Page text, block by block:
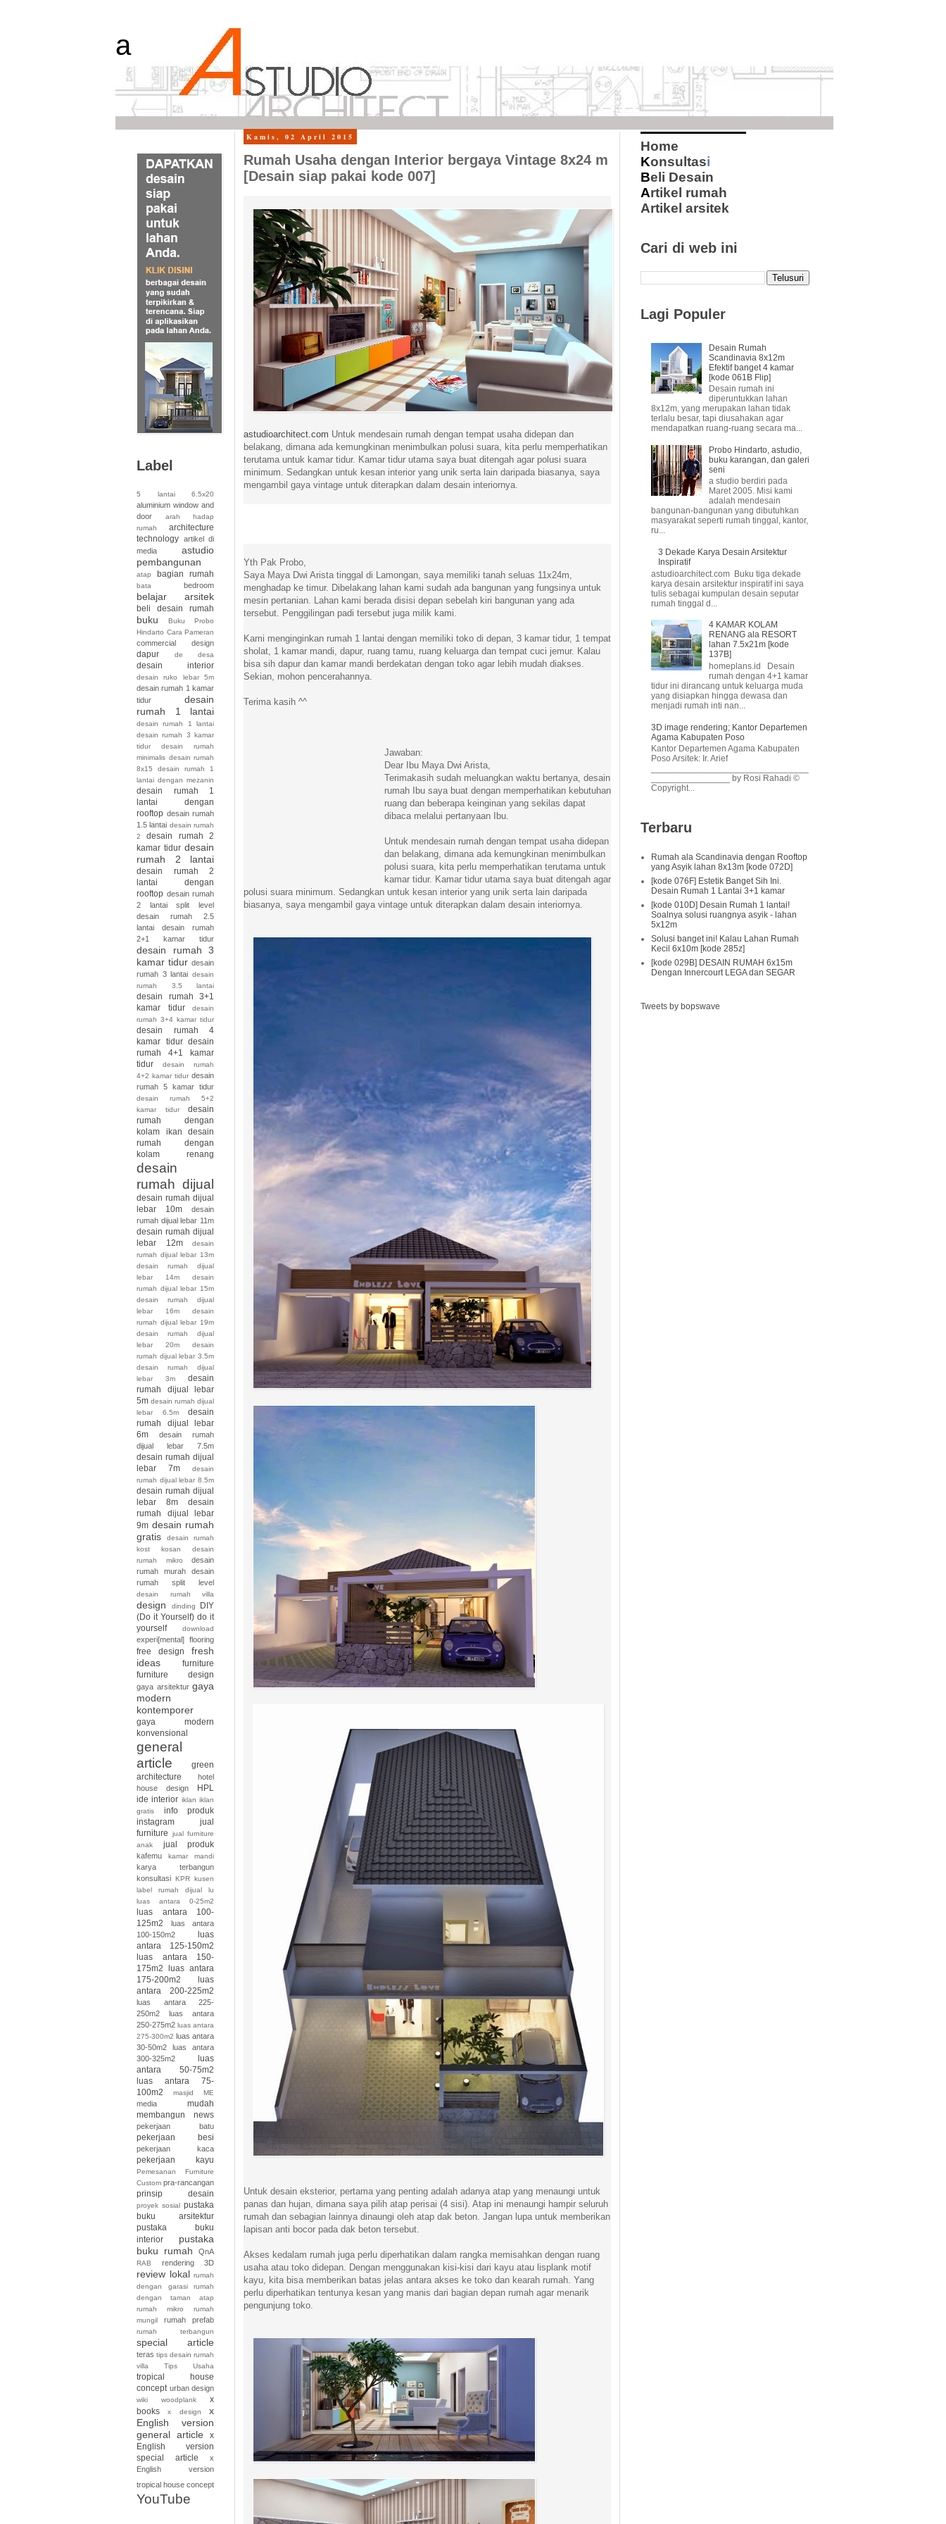
a
Kamis, 02 April 2015
Rumah Usaha dengan Interior bergaya Vintage 8x24 m
[Desain siap pakai kode 007]
astudioarchitect.com Untuk mendesain rumah dengan tempat usaha didepan dan
belakang, dimana ada kemungkinan menimbulkan polusi suara, kita perlu memperhatikan
terutama untuk kamar tidur. Kamar tidur utama saya buat ditengah agar polusi suara
minimum. Sedangkan untuk kesan interior yang unik serta lain daripada biasanya, saya
mengambil gaya vintage untuk diterapkan dalam desain interiornya.
Yth Pak Probo,
Saya Maya Dwi Arista tinggal di Lamongan, saya memiliki tanah seluas 11x24m,
menghadap ke timur. Dibelakang lahan kami sudah ada bangunan yang fungsinya untuk
mesin pertanian. Lahan kami berada disisi depan sebelah kiri bangunan yang ada
tersebut. Penggilingan padi tersebut juga milik kami.
Kami menginginkan rumah 1 lantai dengan memiliki toko di depan, 3 kamar tidur, 1 tempat
sholat, 1 kamar mandi, dapur, ruang tamu, ruang keluarga dan tempat cuci jemur. Kalau
bisa sih dapur dan kamar mandi berdekatan dengan toko agar lebih mudah diakses.
Sekian, mohon pencerahannya.
Terima kasih ^^
Jawaban:
Dear Ibu Maya Dwi Arista,
Terimakasih sudah meluangkan waktu bertanya, desain
rumah Ibu saya buat dengan memperhatikan kebutuhan
ruang dan beberapa keinginan yang sekilas dapat
dibaca melalui pertanyaan Ibu.
Untuk mendesain rumah dengan tempat usaha didepan
dan belakang, dimana ada kemungkinan menimbulkan
polusi suara, kita perlu memperhatikan terutama untuk
kamar tidur. Kamar tidur utama saya buat ditengah agar
polusi suara minimum. Sedangkan untuk kesan interior yang unik serta lain daripada
biasanya, saya mengambil gaya vintage untuk diterapkan dalam desain interiornya.
Untuk desain eksterior, pertama yang penting adalah adanya atap yang menaungi untuk
panas dan hujan, dimana saya pilih atap perisai (4 sisi). Atap ini menaungi hampir seluruh
rumah dan sebagian lainnya dinaungi oleh atap dak beton. Jangan lupa untuk memberikan
lapisan anti bocor pada dak beton tersebut.
Akses kedalam rumah juga perlu diperhatikan dalam rangka memisahkan dengan ruang
usaha atau toko didepan. Dengan menggunakan kisi-kisi dari kayu atau lisplank motif
kayu, kita bisa memberikan batas jelas antara akses ke toko dan kearah rumah. Yang
perlu diperhatikan tentunya kesan yang manis dari bagian depan rumah agar menarik
pengunjung toko.
Label
5 lantai 6.5x20
aluminium window and
door
arah hadap
rumah
architecture
technology artikel di
media
astudio
pembangunan
atap bagian rumah
bata bedroom
belajar arsitek
beli desain rumah
buku
Buku Probo
Hindarto Cara Pameran
commercial design
dapur de desa
desain interior
desain ruko lebar 5m
desain rumah 1 kamar
tidur
desain
rumah 1 lantai
desain rumah 1 lantai
desain rumah 3 kamar
tidur desain rumah
minimalis desain rumah
8x15
desain rumah 1
lantai dengan mezanin
desain rumah 1
lantai dengan
rooftop desain rumah
1.5 lantai desain rumah
2
desain rumah 2
kamar tidur desain
rumah 2 lantai
desain rumah 2
lantai dengan
rooftop desain rumah
2 lantai split level
desain rumah 2.5
lantai
desain rumah
2+1 kamar tidur
desain rumah 3
kamar tidur desain
rumah 3 lantai desain
rumah 3.5 lantai
desain rumah 3+1
kamar tidur
desain
rumah 3+4 kamar tidur
desain rumah 4
kamar tidur desain
rumah 4+1 kamar
tidur
desain rumah
4+2 kamar tidur desain
rumah 5 kamar tidur
desain rumah 5+2
kamar tidur
desain
rumah dengan
kolam ikan
desain
rumah dengan
kolam renang
desain
rumah dijual
desain rumah dijual
lebar 10m
desain
rumah dijual lebar 11m
desain rumah dijual
lebar 12m
desain
rumah dijual lebar 13m
desain rumah dijual
lebar 14m
desain
rumah dijual lebar 15m
desain rumah dijual
lebar 16m
desain
rumah dijual lebar 19m
desain rumah dijual
lebar 20m
desain
rumah dijual lebar 3.5m
desain rumah dijual
lebar 3m
desain
rumah dijual lebar
5m desain rumah dijual
lebar 6.5m
desain
rumah dijual lebar
6m
desain rumah
dijual lebar 7.5m
desain rumah dijual
lebar 7m
desain
rumah dijual lebar 8.5m
desain rumah dijual
lebar 8m
desain
rumah dijual lebar
9m desain rumah
gratis
desain rumah
kost kosan
desain
rumah mikro
desain
rumah murah
desain
rumah split level
desain rumah villa
design dinding
DIY
(Do it Yourself) do it
yourself
download
experi[mental] flooring
free design
fresh
ideas
furniture
furniture design
gaya arsitektur gaya
modern
kontemporer
gaya modern
konvensional
general
article
green
architecture
hotel
house design
HPL
ide interior iklan iklan
gratis
info produk
instagram
jual
furniture
jual furniture
anak
jual produk
kafemu kamar mandi
karya terbangun
konsultasi KPR kusen
label rumah dijual
lu
luas antara 0-25m2
luas antara 100-
125m2
luas antara
100-150m2
luas
antara 125-150m2
luas antara 150-
175m2
luas antara
175-200m2
luas
antara 200-225m2
luas antara 225-
250m2
luas antara
250-275m2 luas antara
275-300m2 luas antara
30-50m2
luas antara
300-325m2
luas
antara 50-75m2
luas antara 75-
100m2
masjid ME
media
mudah
membangun
news
pekerjaan batu
pekerjaan besi
pekerjaan kaca
pekerjaan kayu
Pemesanan Furniture
Custom pra-rancangan
prinsip desain
proyek sosial pustaka
buku arsitektur
pustaka buku
interior
pustaka
buku rumah
QnA
RAB rendering 3D
review lokal rumah
dengan garasi
rumah
dengan taman atap
rumah mikro
rumah
mungil
rumah prefab
rumah terbangun
special article
teras tips desain rumah
villa
Tips Usaha
tropical house
concept urban design
wiki woodplank
x
books
x design
x
English version
general article
x
English version
special article
x
English version
tropical house concept
YouTube
Home
Konsultasi
Beli Desain
Artikel rumah
Artikel arsitek
Cari di web ini
Lagi Populer
Desain Rumah
Scandinavia 8x12m
Efektif banget 4 kamar
[kode 061B Flip]
Desain rumah ini
diperuntukkan lahan
8x12m, yang merupakan lahan tidak
terlalu besar, tapi diusahakan agar
mendapatkan ruang-ruang secara ma...
Probo Hindarto, astudio,
buku karangan, dan galeri
seni
a studio berdiri pada
Maret 2005. Misi kami
adalah mendesain
bangunan-bangunan yang dibutuhkan
masyarakat seperti rumah tinggal, kantor,
ru...
3 Dekade Karya Desain Arsitektur
Inspiratif
astudioarchitect.com Buku tiga dekade
karya desain arsitektur inspiratif ini saya
tulis sebagai kumpulan desain seputar
rumah tinggal d...
4 KAMAR KOLAM
RENANG ala RESORT
lahan 7.5x21m [kode
137B]
homeplans.id Desain
rumah dengan 4+1 kamar
tidur ini dirancang untuk keluarga muda
yang disiapkan hingga dewasa dan
menjadi rumah inti nan...
3D image rendering; Kantor Departemen
Agama Kabupaten Poso
Kantor Departemen Agama Kabupaten
Poso Arsitek: Ir. Arief
________________ by Rosi Rahadi ©
Copyright...
Terbaru
Rumah ala Scandinavia dengan Rooftop
yang Asyik lahan 8x13m [kode 072D]
[kode 076F] Estetik Banget Sih Ini.
Desain Rumah 1 Lantai 3+1 kamar
[kode 010D] Desain Rumah 1 lantai!
Soalnya solusi ruangnya asyik - lahan
5x12m
Solusi banget ini! Kalau Lahan Rumah
Kecil 6x10m [kode 285z]
[kode 029B] DESAIN RUMAH 6x15m
Dengan Innercourt LEGA dan SEGAR
Tweets by bopswave